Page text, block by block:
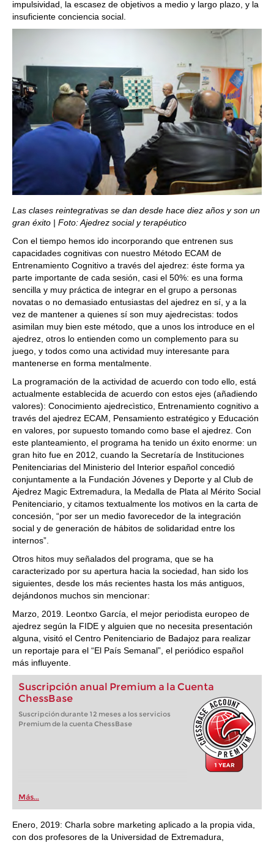
impulsividad, la escasez de objetivos a medio y largo plazo, y la
insuficiente conciencia social.
Las clases reintegrativas se dan desde hace diez años y son un
gran éxito | Foto: Ajedrez social y terapéutico
Con el tiempo hemos ido incorporando que entrenen sus
capacidades cognitivas con nuestro Método ECAM de
Entrenamiento Cognitivo a través del ajedrez: éste forma ya
parte importante de cada sesión, casi el 50%: es una forma
sencilla y muy práctica de integrar en el grupo a personas
novatas o no demasiado entusiastas del ajedrez en sí, y a la
vez de mantener a quienes sí son muy ajedrecistas: todos
asimilan muy bien este método, que a unos los introduce en el
ajedrez, otros lo entienden como un complemento para su
juego, y todos como una actividad muy interesante para
mantenerse en forma mentalmente.
La programación de la actividad de acuerdo con todo ello, está
actualmente establecida de acuerdo con estos ejes (añadiendo
valores): Conocimiento ajedrecìstico, Entrenamiento cognitivo a
través del ajedrez ECAM, Pensamiento estratégico y Educación
en valores, por supuesto tomando como base el ajedrez. Con
este planteamiento, el programa ha tenido un éxito enorme: un
gran hito fue en 2012, cuando la Secretaría de Instituciones
Penitenciarias del Ministerio del Interior español concedió
conjuntamente a la Fundación Jóvenes y Deporte y al Club de
Ajedrez Magic Extremadura, la Medalla de Plata al Mérito Social
Penitenciario, y citamos textualmente los motivos en la carta de
concesión, “por ser un medio favorecedor de la integración
social y de generación de hábitos de solidaridad entre los
internos”.
Otros hitos muy señalados del programa, que se ha
caracterizado por su apertura hacia la sociedad, han sido los
siguientes, desde los más recientes hasta los más antiguos,
dejándonos muchos sin mencionar:
Marzo, 2019. Leontxo García, el mejor periodista europeo de
ajedrez según la FIDE y alguien que no necesita presentación
alguna, visitó el Centro Penitenciario de Badajoz para realizar
un reportaje para el “El País Semanal”, el periódico español
más influyente.
Suscripción anual Premium a la Cuenta
ChessBase
Suscripción durante 12 meses a los servicios
Premium de la cuenta ChessBase
Más...
Enero, 2019: Charla sobre marketing aplicado a la propia vida,
con dos profesores de la Universidad de Extremadura,